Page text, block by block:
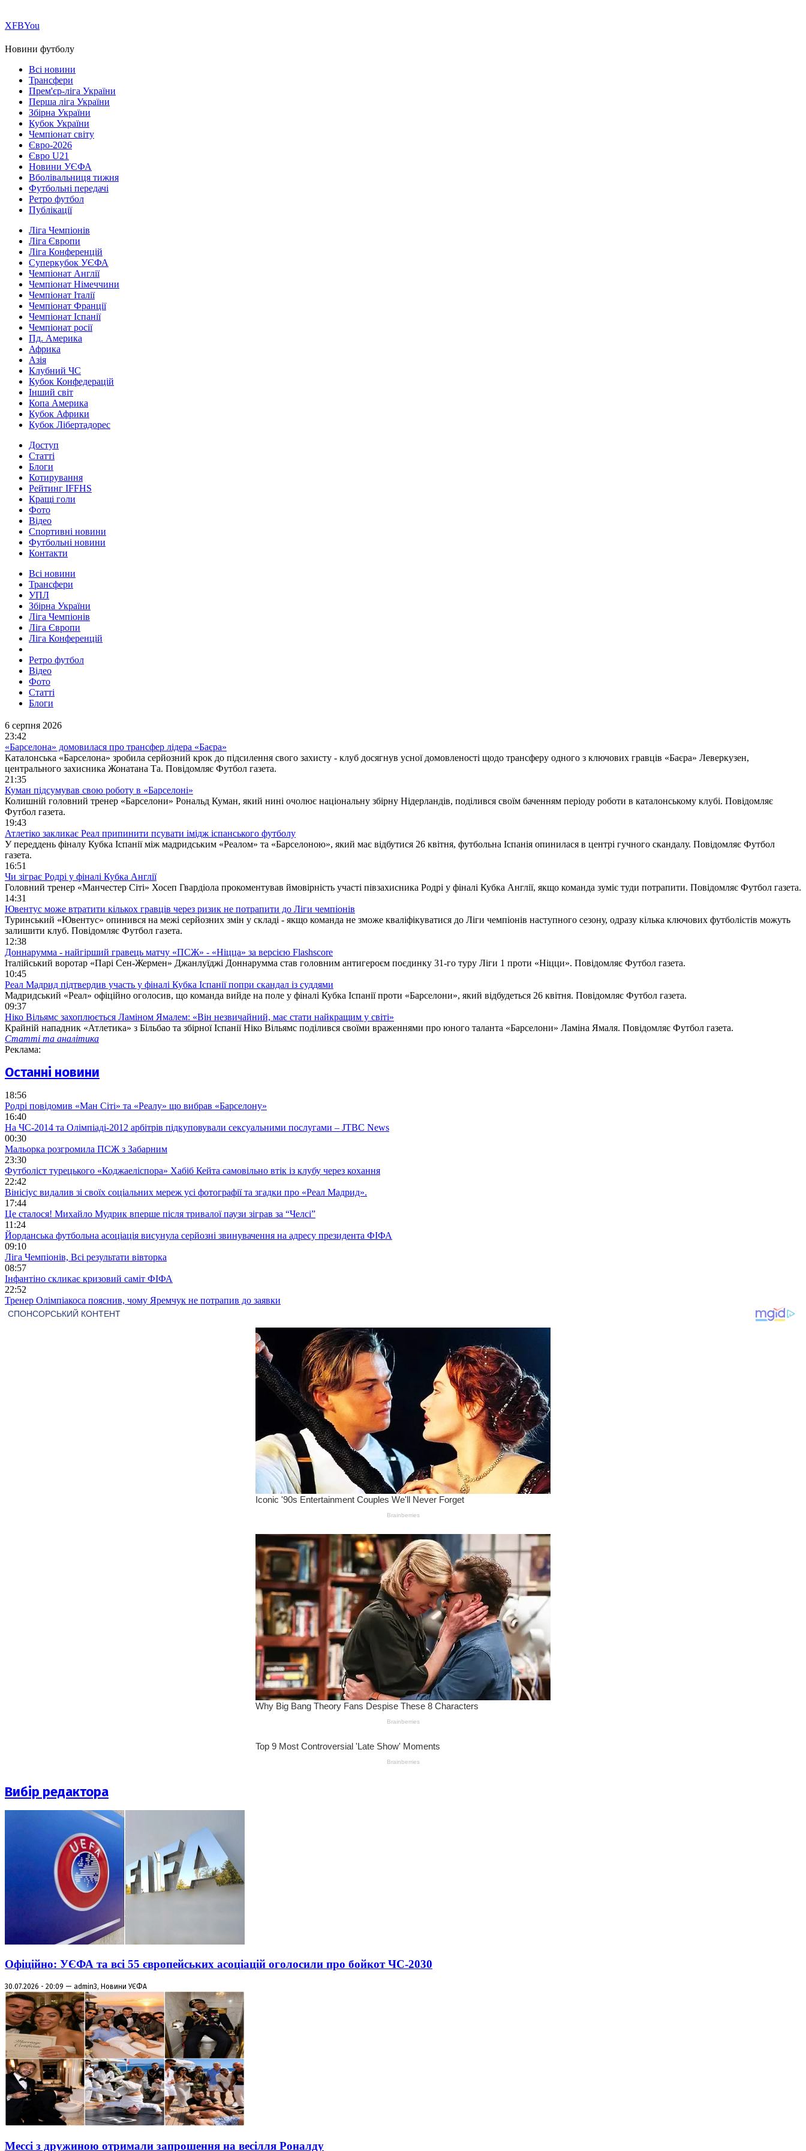
ХFBYou
Новини футболу
Всі новини
Трансфери
Прем'єр-ліга України
Перша ліга України
Збірна України
Кубок України
Чемпіонат світу
Євро-2026
Євро U21
Новини УЄФА
Вболівальниця тижня
Футбольні передачі
Ретро футбол
Публікації
Ліга Чемпіонів
Ліга Європи
Ліга Конференцій
Суперкубок УЄФА
Чемпіонат Англії
Чемпіонат Німеччини
Чемпіонат Італії
Чемпіонат Франції
Чемпіонат Іспанії
Чемпіонат росії
Пд. Америка
Африка
Азія
Клубний ЧС
Кубок Конфедерацій
Інший світ
Копа Америка
Кубок Африки
Кубок Лібертадорес
Доступ
Статті
Блоги
Котирування
Рейтинг IFFHS
Кращі голи
Фото
Відео
Спортивні новини
Футбольні новини
Контакти
Всі новини
Трансфери
УПЛ
Збірна України
Ліга Чемпіонів
Ліга Європи
Ліга Конференцій
Ретро футбол
Відео
Фото
Статті
Блоги
6 серпня 2026
23:42
«Барселона» домовилася про трансфер лідера «Баєра»
Каталонська «Барселона» зробила серйозний крок до підсилення свого захисту - клуб досягнув усної домовленості щодо трансферу одного з ключових гравців «Баєра» Леверкузен,
центрального захисника Жонатана Та. Повідомляє Футбол газета.
21:35
Куман підсумував свою роботу в «Барселоні»
Колишній головний тренер «Барселони» Рональд Куман, який нині очолює національну збірну Нідерландів, поділився своїм баченням періоду роботи в каталонському клубі. Повідомляє
Футбол газета.
19:43
Атлетіко закликає Реал припинити псувати імідж іспанського футболу
У переддень фіналу Кубка Іспанії між мадридським «Реалом» та «Барселоною», який має відбутися 26 квітня, футбольна Іспанія опинилася в центрі гучного скандалу. Повідомляє Футбол
газета.
16:51
Чи зіграє Родрі у фіналі Кубка Англії
Головний тренер «Манчестер Сіті» Хосеп Гвардіола прокоментував ймовірність участі півзахисника Родрі у фіналі Кубка Англії, якщо команда зуміє туди потрапити. Повідомляє Футбол газета.
14:31
Ювентус може втратити кількох гравців через ризик не потрапити до Ліги чемпіонів
Туринський «Ювентус» опинився на межі серйозних змін у складі - якщо команда не зможе кваліфікуватися до Ліги чемпіонів наступного сезону, одразу кілька ключових футболістів можуть
залишити клуб. Повідомляє Футбол газета.
12:38
Доннарумма - найгірший гравець матчу «ПСЖ» - «Ніцца» за версією Flashscore
Італійський воротар «Парі Сен-Жермен» Джанлуїджі Доннарумма став головним антигероєм поєдинку 31-го туру Ліги 1 проти «Ніцци». Повідомляє Футбол газета.
10:45
Реал Мадрид підтвердив участь у фіналі Кубка Іспанії попри скандал із суддями
Мадридський «Реал» офіційно оголосив, що команда вийде на поле у фіналі Кубка Іспанії проти «Барселони», який відбудеться 26 квітня. Повідомляє Футбол газета.
09:37
Ніко Вільямс захоплюється Ламіном Ямалем: «Він незвичайний, має стати найкращим у світі»
Крайній нападник «Атлетика» з Більбао та збірної Іспанії Ніко Вільямс поділився своїми враженнями про юного таланта «Барселони» Ламіна Ямаля. Повідомляє Футбол газета.
Статті та аналітика
Реклама:
Останні новини
18:56
Родрі повідомив «Ман Сіті» та «Реалу» що вибрав «Барселону»
16:40
На ЧС-2014 та Олімпіаді-2012 арбітрів підкуповували сексуальними послугами – JTBC News
00:30
Мальорка розгромила ПСЖ з Забарним
23:30
Футболіст турецького «Коджаеліспора» Хабіб Кейта самовільно втік із клубу через кохання
22:42
Вінісіус видалив зі своїх соціальних мереж усі фотографії та згадки про «Реал Мадрид».
17:44
Це сталося! Михайло Мудрик вперше після тривалої паузи зіграв за “Челсі”
11:24
Йорданська футбольна асоціація висунула серйозні звинувачення на адресу президента ФІФА
09:10
Ліга Чемпіонів, Всі результати вівторка
08:57
Інфантіно скликає кризовий саміт ФІФА
22:52
Тренер Олімпіакоса пояснив, чому Яремчук не потрапив до заявки
Вибір редактора
Офіційно: УЄФА та всі 55 європейських асоціацій оголосили про бойкот ЧС-2030
30.07.2026 - 20:09 — admin3, Новини УЄФА
Мессі з дружиною отримали запрошення на весілля Роналду